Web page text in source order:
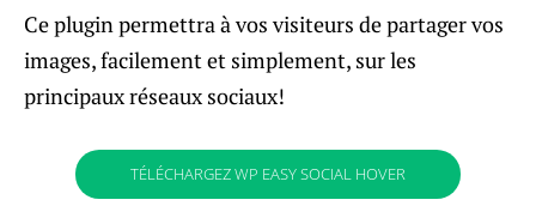
Ce plugin permettra à vos visiteurs de partager vos
images, facilement et simplement, sur les
principaux réseaux sociaux!
TÉLÉCHARGEZ WP EASY SOCIAL HOVER